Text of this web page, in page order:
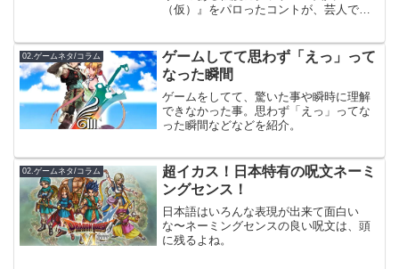
（仮）』をパロったコントが、芸人であ
んは昔からぷよぷよや桃鉄を使ったゲー
ムネタを持っていました...
02.ゲームネタ/コラム
ゲームしてて思わず「えっ」って
なった瞬間
ゲームをしてて、驚いた事や瞬時に理解
できなかった事。思わず「えっ」ってな
った瞬間などなどを紹介。
02.ゲームネタ/コラム
超イカス！日本特有の呪文ネーミ
ングセンス！
日本語はいろんな表現が出来て面白い
な〜ネーミングセンスの良い呪文は、頭
に残るよね。